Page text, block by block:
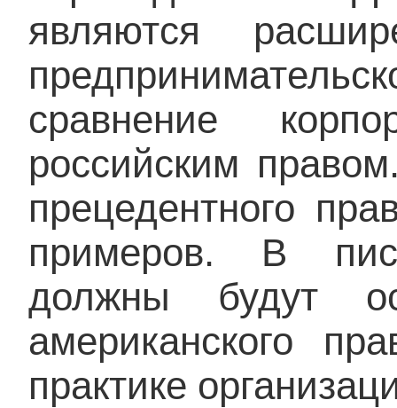
являются
сравнение
российским
прецедентного
примеров. В
должны будут
американского
практике